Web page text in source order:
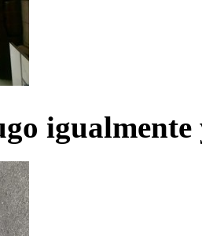
igualmente